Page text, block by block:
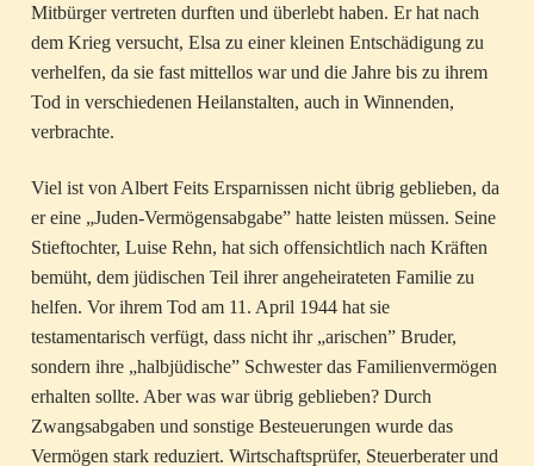
Mitbürger vertreten durften und überlebt haben. Er hat nach
dem Krieg versucht, Elsa zu einer kleinen Entschädigung zu
verhelfen, da sie fast mittellos war und die Jahre bis zu ihrem
Tod in verschiedenen Heilanstalten, auch in Winnenden,
verbrachte.
Viel ist von Albert Feits Ersparnissen nicht übrig geblieben, da
er eine „Juden-Vermögensabgabe” hatte leisten müssen. Seine
Stieftochter, Luise Rehn, hat sich offensichtlich nach Kräften
bemüht, dem jüdischen Teil ihrer angeheirateten Familie zu
helfen. Vor ihrem Tod am 11. April 1944 hat sie
testamentarisch verfügt, dass nicht ihr „arischen” Bruder,
sondern ihre „halbjüdische” Schwester das Familienvermögen
erhalten sollte. Aber was war übrig geblieben? Durch
Zwangsabgaben und sonstige Besteuerungen wurde das
Vermögen stark reduziert. Wirtschaftsprüfer, Steuerberater und